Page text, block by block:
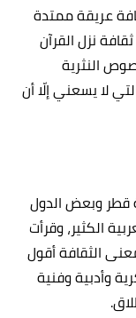
عريقة ممتدة
نزل القرآن
النثرية
لا يسعني إلّا أن
قطر وبعض الدول
العربية الكثير، وقرأت
الثقافة أقول
وأدبية وفنية